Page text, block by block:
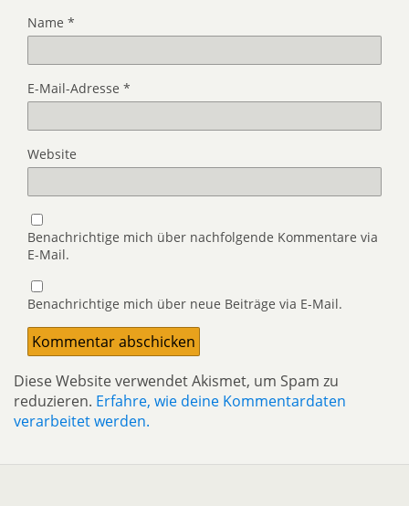
Name *
E-Mail-Adresse *
Website
Benachrichtige mich über nachfolgende Kommentare via
E-Mail.
Benachrichtige mich über neue Beiträge via E-Mail.
Diese Website verwendet Akismet, um Spam zu
reduzieren. Erfahre, wie deine Kommentardaten
verarbeitet werden.